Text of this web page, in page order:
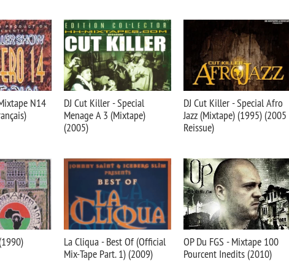
N14
DJ Cut Killer - Special
Menage A 3 (Mixtape)
(2005)
DJ Cut Killer - Special Afro
Jazz (Mixtape) (1995) (2005
Reissue)
La Cliqua - Best Of (Official
Mix-Tape Part. 1) (2009)
OP Du FGS - Mixtape 100
Pourcent Inedits (2010)